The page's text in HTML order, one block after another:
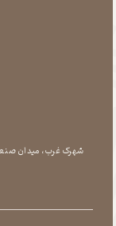
شهرک غرب، میدان